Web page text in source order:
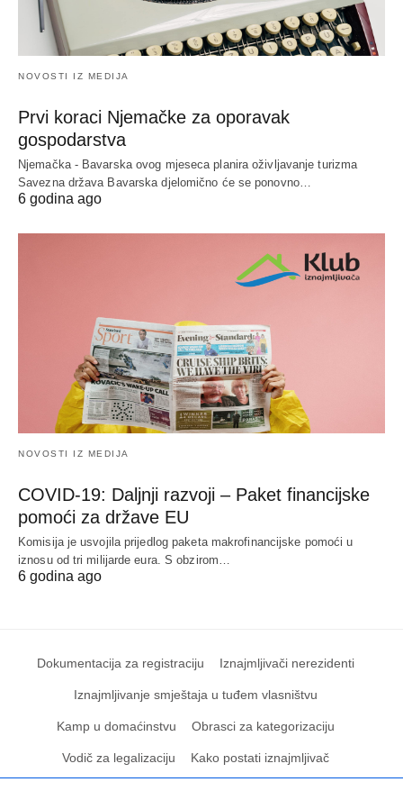
NOVOSTI IZ MEDIJA
Prvi koraci Njemačke za oporavak
gospodarstva
Njemačka - Bavarska ovog mjeseca planira oživljavanje turizma
Savezna država Bavarska djelomično će se ponovno…
6 godina ago
NOVOSTI IZ MEDIJA
COVID-19: Daljnji razvoji – Paket financijske
pomoći za države EU
Komisija je usvojila prijedlog paketa makrofinancijske pomoći u
iznosu od tri milijarde eura. S obzirom…
6 godina ago
Dokumentacija za registraciju Iznajmljivači nerezidenti
Iznajmljivanje smještaja u tuđem vlasništvu
Kamp u domaćinstvu Obrasci za kategorizaciju
Vodič za legalizaciju Kako postati iznajmljivač